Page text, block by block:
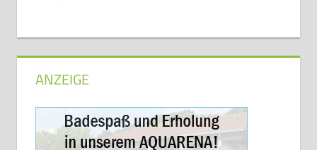
ANZEIGE